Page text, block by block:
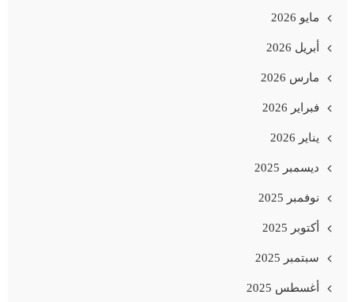
مايو 2026
أبريل 2026
مارس 2026
فبراير 2026
يناير 2026
ديسمبر 2025
نوفمبر 2025
أكتوبر 2025
سبتمبر 2025
أغسطس 2025